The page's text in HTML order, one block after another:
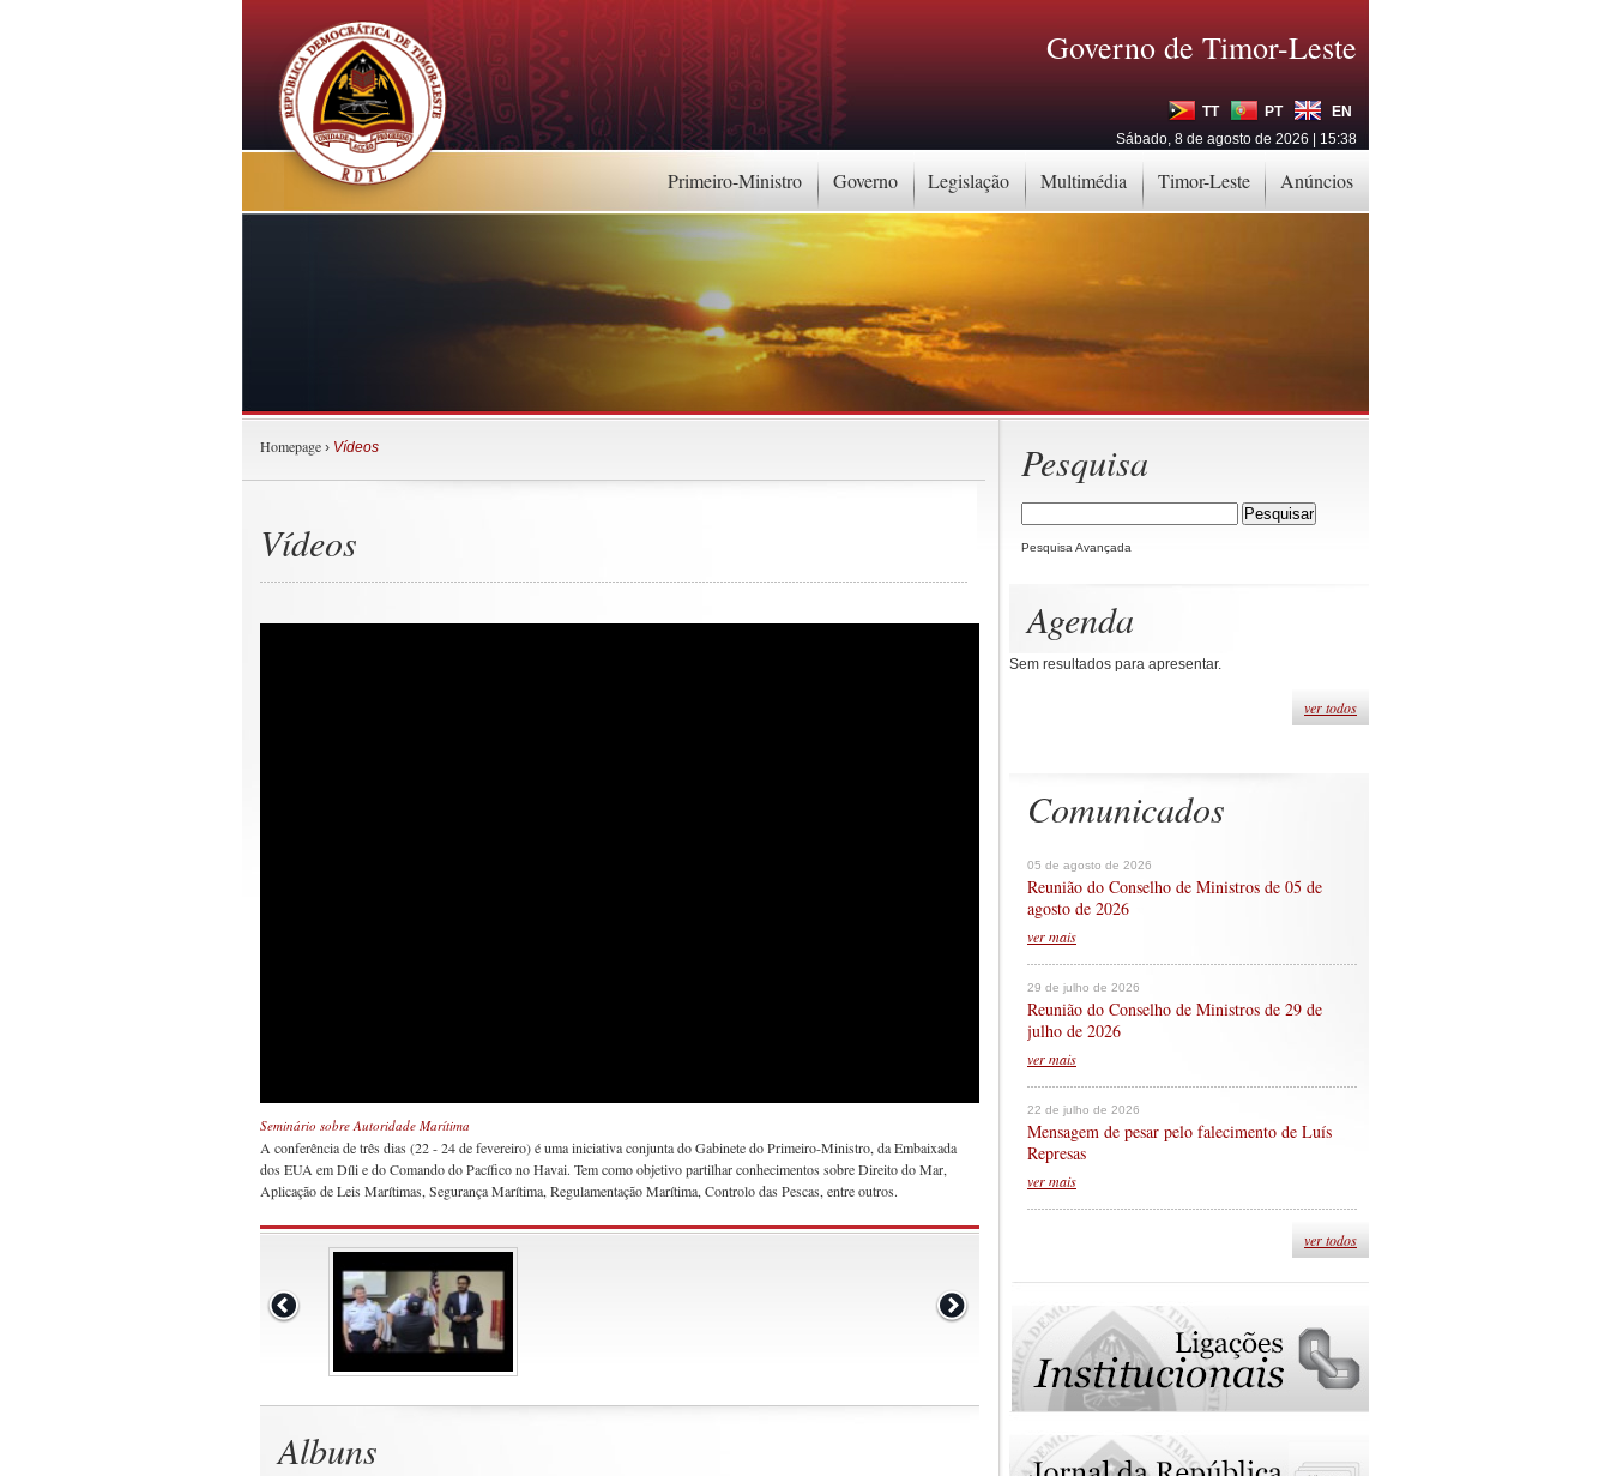
Primeiro-Ministro Governo Legislação Multimédia Timor-Leste Anúncios
Governo de Timor-Leste
TT PT
EN
Sábado, 8 de agosto de 2026 | 15:38
Pesquisa
Pesquisa Avançada
Agenda
Sem resultados para apresentar.
ver todos
Comunicados
05 de agosto de 2026
Reunião do Conselho de Ministros de 05 de
agosto de 2026
ver mais
29 de julho de 2026
Reunião do Conselho de Ministros de 29 de
julho de 2026
ver mais
22 de julho de 2026
Mensagem de pesar pelo falecimento de Luís
Represas
ver mais
ver todos
Homepage › Vídeos
Vídeos
Seminário sobre Autoridade Marítima
A conferência de três dias (22 - 24 de fevereiro) é uma iniciativa conjunta do Gabinete do Primeiro-Ministro, da Embaixada
dos EUA em Díli e do Comando do Pacífico no Havai. Tem como objetivo partilhar conhecimentos sobre Direito do Mar,
Aplicação de Leis Marítimas, Segurança Marítima, Regulamentação Marítima, Controlo das Pescas, entre outros.
Albuns